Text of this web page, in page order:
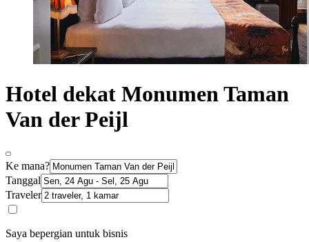
Hotel dekat Monumen Taman
Van der Peijl
Ke mana?
Tanggal
Traveler
Saya bepergian untuk bisnis